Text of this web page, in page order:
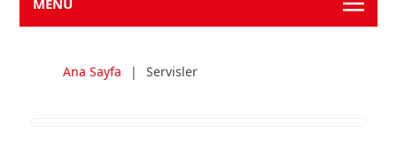
MENÜ
Ana Sayfa | Servisler